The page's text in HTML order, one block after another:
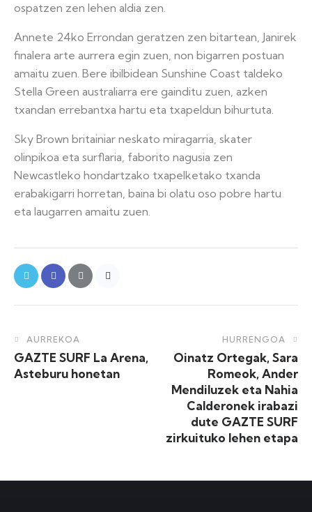
ospatzen zen lehen aldia zen.
Annete 24ko Errondan geratzen zen bitartean, Janirek
finalera arte aurrera egin zuen, non bigarren postuan
amaitu zuen. Bere ibilbidean Sunshine Coast taldeko
Stella Green australiarra ere gainditu zuen, azken
txandan errebantxa hartu eta txapeldun bihurtuta.
Sky Brown britainiar neskato miragarria, skater
olinpikoa eta surflaria, faborito nagusia zen
Newcastleko hondartzako txapelketako txanda
erabakigarri horretan, baina bi olatu oso pobre hartu
eta laugarren amaitu zuen.
AURREKOA
GAZTE SURF La Arena,
Asteburu honetan
HURRENGOA
Oinatz Ortegak, Sara
Romeok, Ander
Mendiluzek eta Nahia
Calderonek irabazi
dute GAZTE SURF
zirkuituko lehen etapa